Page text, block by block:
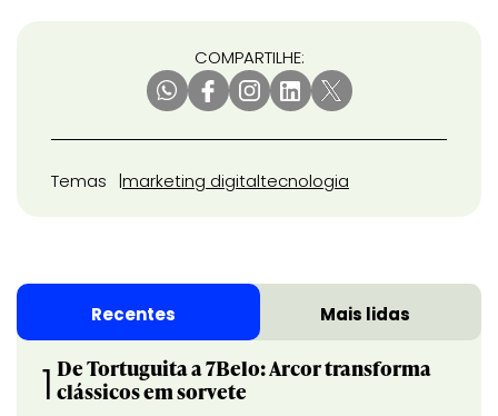
COMPARTILHE:
Temas marketing digitaltecnologia
Recentes Mais lidas
1 De Tortuguita a 7Belo: Arcor transforma
clássicos em sorvete